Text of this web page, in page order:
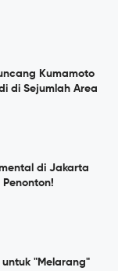
Kumamoto
di Sejumlah Area
di Jakarta
Penonton!
"Melarang"